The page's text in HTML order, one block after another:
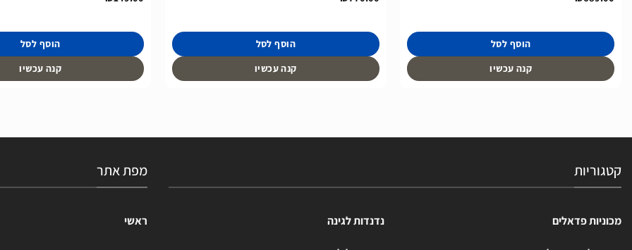
הוסף לסל
קנה עכשיו
הוסף לסל
קנה עכשיו
הוסף לסל
קנה עכשיו
קטגוריות
מכוניות פדאלים נדנדות לגינה
מפת אתר
ראשי